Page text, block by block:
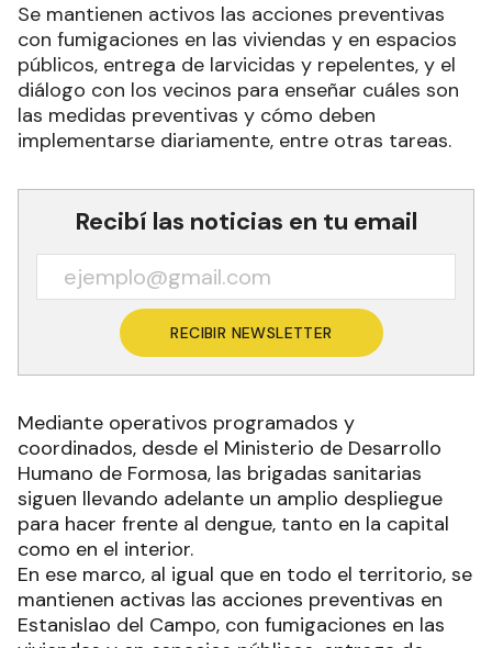
Se mantienen activos las acciones preventivas
con fumigaciones en las viviendas y en espacios
públicos, entrega de larvicidas y repelentes, y el
diálogo con los vecinos para enseñar cuáles son
las medidas preventivas y cómo deben
implementarse diariamente, entre otras tareas.
Recibí las noticias en tu email
RECIBIR NEWSLETTER
Mediante operativos programados y
coordinados, desde el Ministerio de Desarrollo
Humano de Formosa, las brigadas sanitarias
siguen llevando adelante un amplio despliegue
para hacer frente al dengue, tanto en la capital
como en el interior.
En ese marco, al igual que en todo el territorio, se
mantienen activas las acciones preventivas en
Estanislao del Campo, con fumigaciones en las